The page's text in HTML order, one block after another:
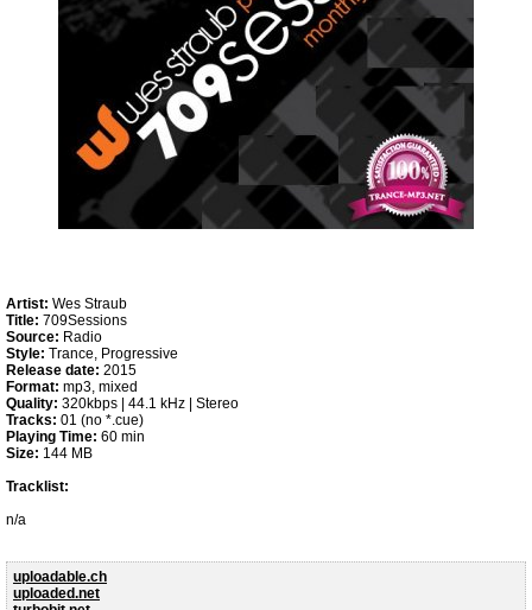
Artist: Wes Straub
Title: 709Sessions
Source: Radio
Style: Trance, Progressive
Release date: 2015
Format: mp3, mixed
Quality: 320kbps | 44.1 kHz | Stereo
Tracks: 01 (no *.cue)
Playing Time: 60 min
Size: 144 MB
Tracklist:
n/a
uploadable.ch
uploaded.net